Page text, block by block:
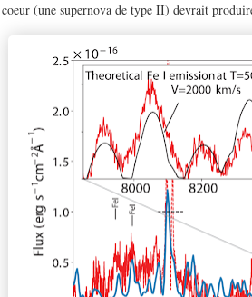
(une supernova de type II) devrait